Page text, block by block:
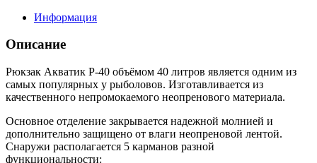
Информация
Описание
Рюкзак Акватик Р-40 объёмом 40 литров является одним из
самых популярных у рыболовов. Изготавливается из
качественного непромокаемого неопренового материала.
Основное отделение закрывается надежной молнией и
дополнительно защищено от влаги неопреновой лентой.
Снаружи располагается 5 карманов разной
функциональности: